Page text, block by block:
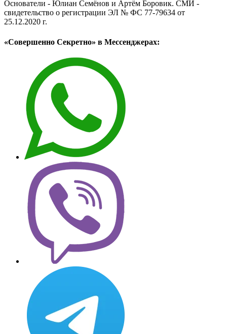
Основатели - Юлиан Семёнов и Артём Боровик. CМИ -
свидетельство о регистрации ЭЛ № ФС 77-79634 от
25.12.2020 г.
«Совершенно Секретно» в Мессенджерах: